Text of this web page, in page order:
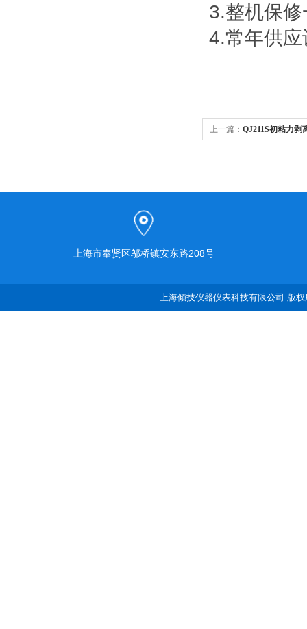
3.整机保
4.常年供
上一篇： QJ211S初粘力剥
上海市奉贤区邬桥镇安东路208号
上海倾技仪器仪表科技有限公司 版